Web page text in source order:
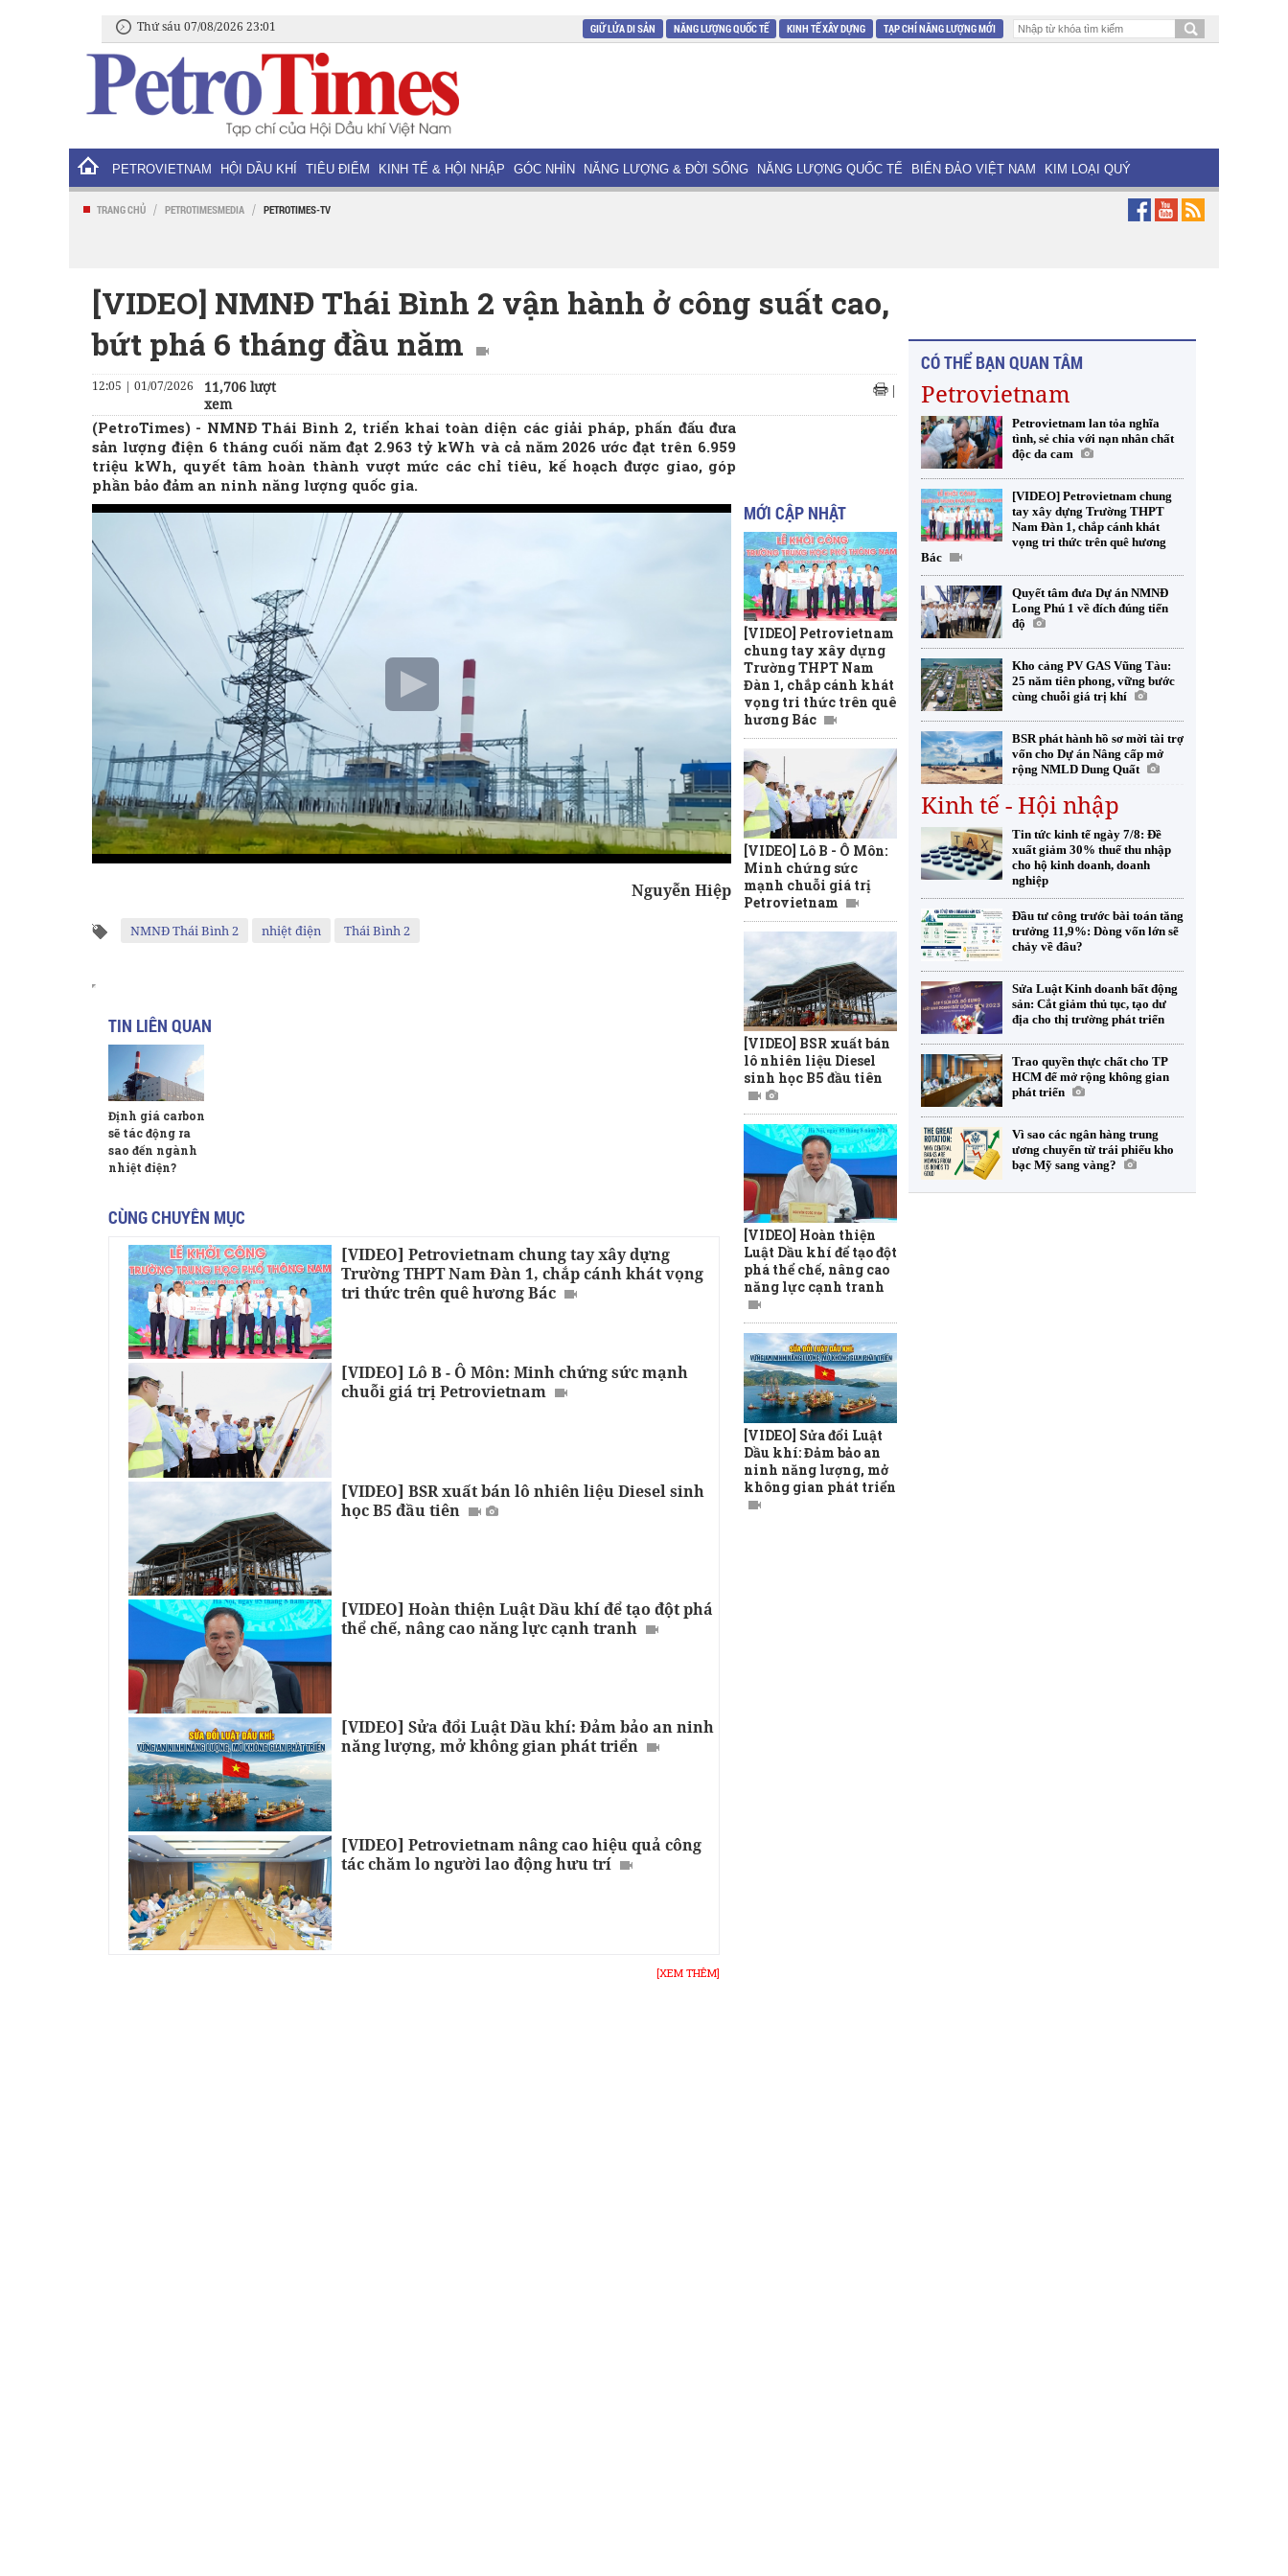
Thứ sáu 07/08/2026 23:01 GIỮ LỬA DI SẢN NĂNG LƯỢNG QUỐC TẾ KINH TẾ XÂY DỰNG TẠP CHÍ NĂNG LƯỢNG MỚI
PETROVIETNAM HỘI DẦU KHÍ TIÊU ĐIỂM KINH TẾ & HỘI NHẬP GÓC NHÌN NĂNG LƯỢNG & ĐỜI SỐNG NĂNG LƯỢNG QUỐC TẾ BIỂN ĐẢO VIỆT NAM KIM LOẠI QUÝ
TRANG CHỦ / PETROTIMESMEDIA / PETROTIMES-TV
[VIDEO] NMNĐ Thái Bình 2 vận hành ở công suất cao,
bứt phá 6 tháng đầu năm
12:05 | 01/07/2026
11,706 lượt
xem
|
(PetroTimes) - NMNĐ Thái Bình 2, triển khai toàn diện các giải pháp, phấn đấu đưa
sản lượng điện 6 tháng cuối năm đạt 2.963 tỷ kWh và cả năm 2026 ước đạt trên 6.959
triệu kWh, quyết tâm hoàn thành vượt mức các chỉ tiêu, kế hoạch được giao, góp
phần bảo đảm an ninh năng lượng quốc gia.
Nguyễn Hiệp
NMNĐ Thái Bình 2 nhiệt điện Thái Bình 2
TIN LIÊN QUAN
Định giá carbon
sẽ tác động ra
sao đến ngành
nhiệt điện?
CÙNG CHUYÊN MỤC
[VIDEO] Petrovietnam chung tay xây dựng
Trường THPT Nam Đàn 1, chắp cánh khát vọng
tri thức trên quê hương Bác
[VIDEO] Lô B - Ô Môn: Minh chứng sức mạnh
chuỗi giá trị Petrovietnam
[VIDEO] BSR xuất bán lô nhiên liệu Diesel sinh
học B5 đầu tiên
[VIDEO] Hoàn thiện Luật Dầu khí để tạo đột phá
thể chế, nâng cao năng lực cạnh tranh
[VIDEO] Sửa đổi Luật Dầu khí: Đảm bảo an ninh
năng lượng, mở không gian phát triển
[VIDEO] Petrovietnam nâng cao hiệu quả công
tác chăm lo người lao động hưu trí
[XEM THÊM]
MỚI CẬP NHẬT
[VIDEO] Petrovietnam
chung tay xây dựng
Trường THPT Nam
Đàn 1, chắp cánh khát
vọng tri thức trên quê
hương Bác
[VIDEO] Lô B - Ô Môn:
Minh chứng sức
mạnh chuỗi giá trị
Petrovietnam
[VIDEO] BSR xuất bán
lô nhiên liệu Diesel
sinh học B5 đầu tiên
[VIDEO] Hoàn thiện
Luật Dầu khí để tạo đột
phá thể chế, nâng cao
năng lực cạnh tranh
[VIDEO] Sửa đổi Luật
Dầu khí: Đảm bảo an
ninh năng lượng, mở
không gian phát triển
CÓ THỂ BẠN QUAN TÂM
Petrovietnam
Petrovietnam lan tỏa nghĩa
tình, sẻ chia với nạn nhân chất
độc da cam
[VIDEO] Petrovietnam chung
tay xây dựng Trường THPT
Nam Đàn 1, chắp cánh khát
vọng tri thức trên quê hương
Bác
Quyết tâm đưa Dự án NMNĐ
Long Phú 1 về đích đúng tiến
độ
Kho cảng PV GAS Vũng Tàu:
25 năm tiên phong, vững bước
cùng chuỗi giá trị khí
BSR phát hành hồ sơ mời tài trợ
vốn cho Dự án Nâng cấp mở
rộng NMLD Dung Quất
Kinh tế - Hội nhập
Tin tức kinh tế ngày 7/8: Đề
xuất giảm 30% thuế thu nhập
cho hộ kinh doanh, doanh
nghiệp
Đầu tư công trước bài toán tăng
trưởng 11,9%: Dòng vốn lớn sẽ
chảy về đâu?
Sửa Luật Kinh doanh bất động
sản: Cắt giảm thủ tục, tạo dư
địa cho thị trường phát triển
Trao quyền thực chất cho TP
HCM để mở rộng không gian
phát triển
Vì sao các ngân hàng trung
ương chuyển từ trái phiếu kho
bạc Mỹ sang vàng?